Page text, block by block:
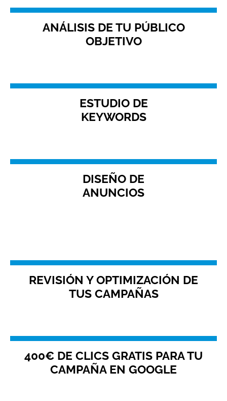
ANÁLISIS DE TU PÚBLICO
OBJETIVO
ESTUDIO DE
KEYWORDS
DISEÑO DE
ANUNCIOS
REVISIÓN Y OPTIMIZACIÓN DE
TUS CAMPAÑAS
400€ DE CLICS GRATIS PARA TU
CAMPAÑA EN GOOGLE